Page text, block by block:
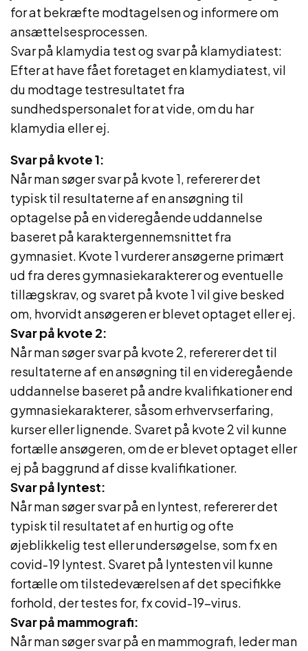
for at bekræfte modtagelsen og informere om
ansættelsesprocessen.
Svar på klamydia test og svar på klamydiatest:
Efter at have fået foretaget en klamydiatest, vil
du modtage testresultatet fra
sundhedspersonalet for at vide, om du har
klamydia eller ej.
Svar på kvote 1:
Når man søger svar på kvote 1, refererer det
typisk til resultaterne af en ansøgning til
optagelse på en videregående uddannelse
baseret på karaktergennemsnittet fra
gymnasiet. Kvote 1 vurderer ansøgerne primært
ud fra deres gymnasiekarakterer og eventuelle
tillægskrav, og svaret på kvote 1 vil give besked
om, hvorvidt ansøgeren er blevet optaget eller ej.
Svar på kvote 2:
Når man søger svar på kvote 2, refererer det til
resultaterne af en ansøgning til en videregående
uddannelse baseret på andre kvalifikationer end
gymnasiekarakterer, såsom erhvervserfaring,
kurser eller lignende. Svaret på kvote 2 vil kunne
fortælle ansøgeren, om de er blevet optaget eller
ej på baggrund af disse kvalifikationer.
Svar på lyntest:
Når man søger svar på en lyntest, refererer det
typisk til resultatet af en hurtig og ofte
øjeblikkelig test eller undersøgelse, som fx en
covid-19 lyntest. Svaret på lyntesten vil kunne
fortælle om tilstedeværelsen af det specifikke
forhold, der testes for, fx covid-19-virus.
Svar på mammografi:
Når man søger svar på en mammografi, leder man